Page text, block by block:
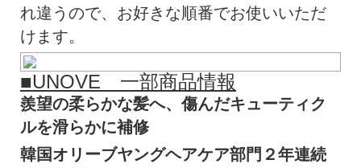
れ違うので、お好きな順番でお使いいただ
けます。
■UNOVE 一部商品情報
羨望の柔らかな髪へ、傷んだキューティク
ルを滑らかに補修
韓国オリーブヤングヘアケア部門２年連続